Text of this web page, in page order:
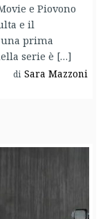
e Piovono
e il
prima
serie è […]
di Sara Mazzoni